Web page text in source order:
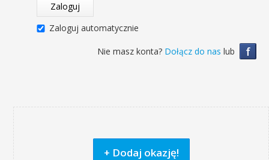
Zaloguj
Zaloguj automatycznie
f
Nie masz konta? Dołącz do nas lub
+ Dodaj okazję!